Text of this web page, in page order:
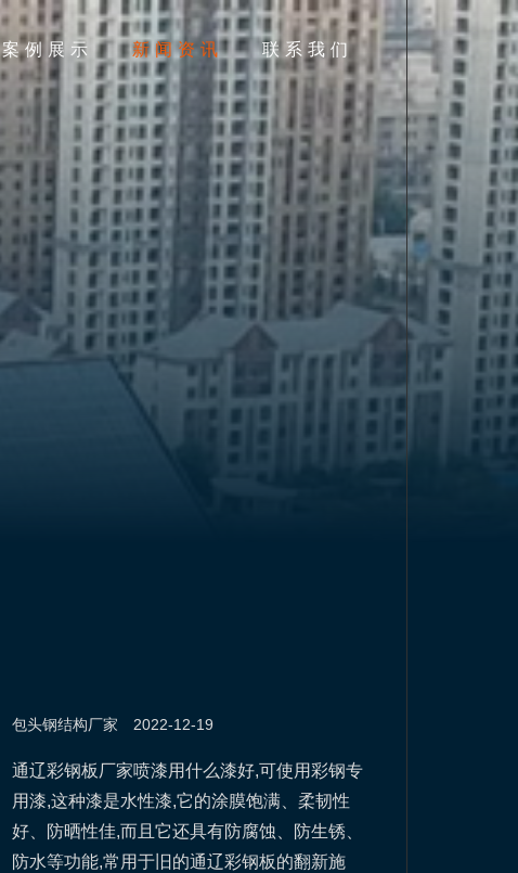
案例展示 新闻资讯 联系我们
包头钢结构厂家 2022-12-19
通辽彩钢板厂家喷漆用什么漆好,可使用彩钢专
用漆,这种漆是水性漆,它的涂膜饱满、柔韧性
好、防晒性佳,而且它还具有防腐蚀、防生锈、
防水等功能,常用于旧的通辽彩钢板的翻新施